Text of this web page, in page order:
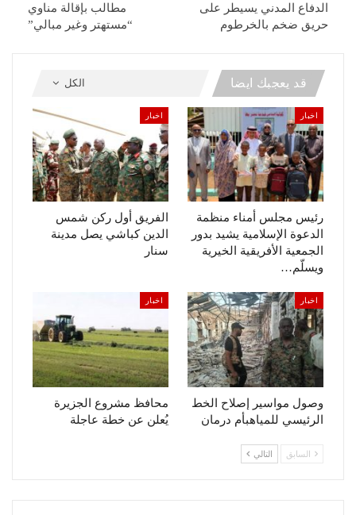
الدفاع المدني يسيطر على
حريق ضخم بالخرطوم
مطالب بإقالة مناوي
“مستهتر وغير مبالي”
الكل قد يعجبك ايضا
اخبار
رئيس مجلس أمناء منظمة
الدعوة الإسلامية يشيد بدور
الجمعية الأفريقية الخيرية
ويسلّم…
اخبار
الفريق أول ركن شمس
الدين كباشي يصل مدينة
سنار
اخبار
وصول مواسير إصلاح الخط
الرئيسي للمياهبأم درمان
اخبار
محافظ مشروع الجزيرة
يُعلن عن خطة عاجلة
السابق التالي